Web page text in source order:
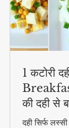
1 कटोरी
की दही से
आसान
दही सिर्फ